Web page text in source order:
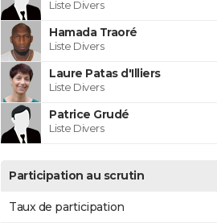
Liste Divers
Hamada Traoré
Liste Divers
Laure Patas d'Illiers
Liste Divers
Patrice Grudé
Liste Divers
Participation au scrutin
Taux de participation